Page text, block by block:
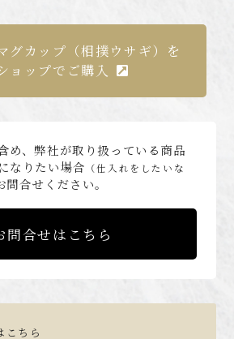
こちら
カップ（相撲ウサギ）を
ョップでご購入
め、弊社が取り扱っている商品
なりたい場合 （仕入れをしたいな
合せください。
問合せはこちら